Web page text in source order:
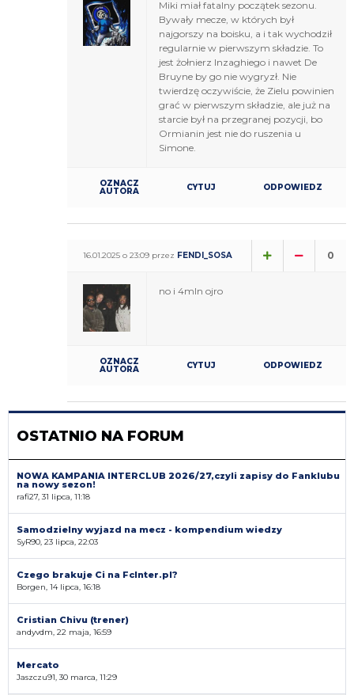
Miki miał fatalny początek sezonu.
Bywały mecze, w których był
najgorszy na boisku, a i tak wychodził
regularnie w pierwszym składzie. To
jest żołnierz Inzaghiego i nawet De
Bruyne by go nie wygryzł. Nie
twierdzę oczywiście, że Zielu powinien
grać w pierwszym składzie, ale już na
starcie był na przegranej pozycji, bo
Ormianin jest nie do ruszenia u
Simone.
OZNACZ
AUTORA CYTUJ ODPOWIEDZ
16.01.2025 o 23:09 przez FENDI_SOSA 0
no i 4mln ojro
OZNACZ
AUTORA CYTUJ ODPOWIEDZ
OSTATNIO NA FORUM
NOWA KAMPANIA INTERCLUB 2026/27,czyli zapisy do Fanklubu
na nowy sezon!
rafi27, 31 lipca, 11:18
Samodzielny wyjazd na mecz - kompendium wiedzy
SyR90, 23 lipca, 22:03
Czego brakuje Ci na FcInter.pl?
Borgen, 14 lipca, 16:18
Cristian Chivu (trener)
andyvdm, 22 maja, 16:59
Mercato
Jaszczu91, 30 marca, 11:29